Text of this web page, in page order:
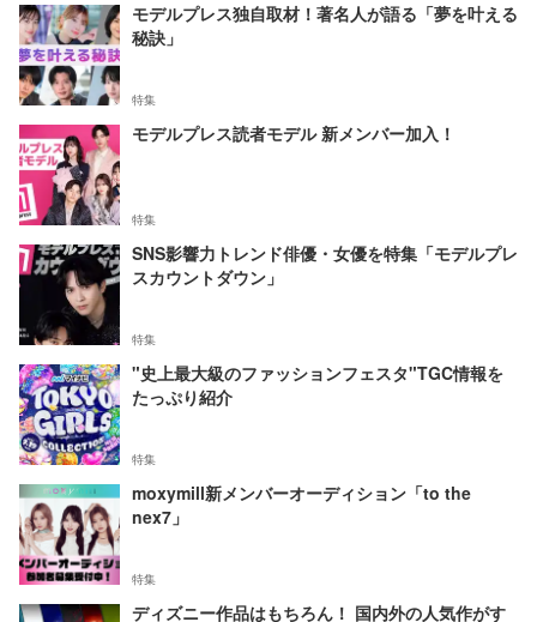
モデルプレス独自取材！著名人が語る「夢を叶える
秘訣」
特集
モデルプレス読者モデル 新メンバー加入！
特集
SNS影響力トレンド俳優・女優を特集「モデルプレ
スカウントダウン」
特集
"史上最大級のファッションフェスタ"TGC情報を
たっぷり紹介
特集
moxymill新メンバーオーディション「to the
nex7」
特集
ディズニー作品はもちろん！ 国内外の人気作がす